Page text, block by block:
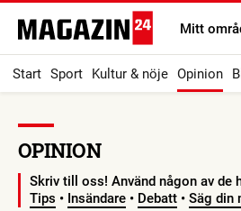
Mitt
Start Sport Kultur & nöje Opinion
OPINION
Skriv till oss! Använd någon av de
Tips • Insändare • Debatt • Säg din